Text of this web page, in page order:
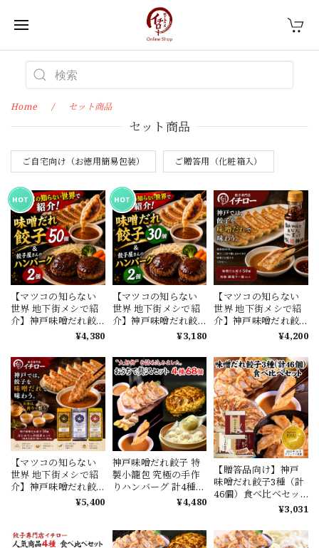
Home セット商品
セット商品
ご自宅向け（お徳用簡易包装） ご贈答用（化粧箱入）
【マツコの知らない
世界 地下街メシで紹
介】神戸味噌だれ餃
子50個＆餃子屋さん
のハンバーグ2個セッ
ト｜ジャパンフード
セレクション最高位
グランプリ受賞｜神
戸三宮・餃子専門店
イチロー人気No.1セ
ット
¥4,380
【マツコの知らない
世界 地下街メシで紹
介】神戸味噌だれ餃
子30個＆餃子屋さん
のハンバーグ2個セッ
ト｜ジャパンフード
セレクション最高位
グランプリ受賞｜神
戸三宮・餃子専門店
イチロー人気No.1セ
ット
¥3,180
【マツコの知らない
世界 地下街メシで紹
介】神戸味噌だれ餃
子50個＆減塩ラー油
150mlセット｜神戸三
宮・餃子専門店イチ
ロー
¥4,200
【マツコの知らない
世界 地下街メシで紹
介】神戸味噌だれ餃
子50個＆鳳凰烏龍茶3
ロー
¥5,400
神戸味噌だれ餃子 特
製小籠包 究極の手作
りハンバーグ 計4種68
個 総重量1.5kg超の大
で贅沢セット
¥4,480
【贈答品向け】神戸
味噌だれ餃子3種（計
46個）食べ比べセッ
¥3,031